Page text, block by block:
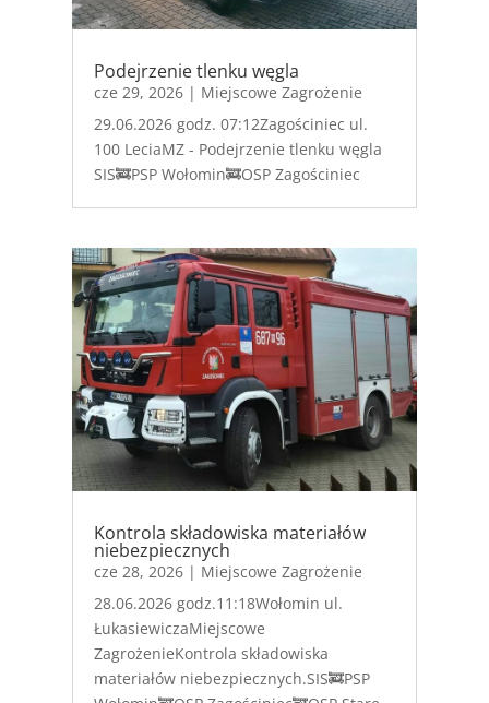
Podejrzenie tlenku węgla
cze 29, 2026 | Miejscowe Zagrożenie
29.06.2026 godz. 07:12Zagościniec ul.
100 LeciaMZ - Podejrzenie tlenku węgla
SIS🚒PSP Wołomin🚒OSP Zagościniec
Kontrola składowiska materiałów
niebezpiecznych
cze 28, 2026 | Miejscowe Zagrożenie
28.06.2026 godz.11:18Wołomin ul.
ŁukasiewiczaMiejscowe
ZagrożenieKontrola składowiska
materiałów niebezpiecznych.SIS🚒PSP